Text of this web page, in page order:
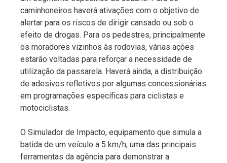
caminhoneiros haverá ativações com o objetivo de
alertar para os riscos de dirigir cansado ou sob o
efeito de drogas. Para os pedestres, principalmente
os moradores vizinhos às rodovias, várias ações
estarão voltadas para reforçar a necessidade de
utilização da passarela. Haverá ainda, a distribuição
de adesivos refletivos por algumas concessionárias
em programações específicas para ciclistas e
motociclistas.
O Simulador de Impacto, equipamento que simula a
batida de um veículo a 5 km/h, uma das principais
ferramentas da agência para demonstrar a